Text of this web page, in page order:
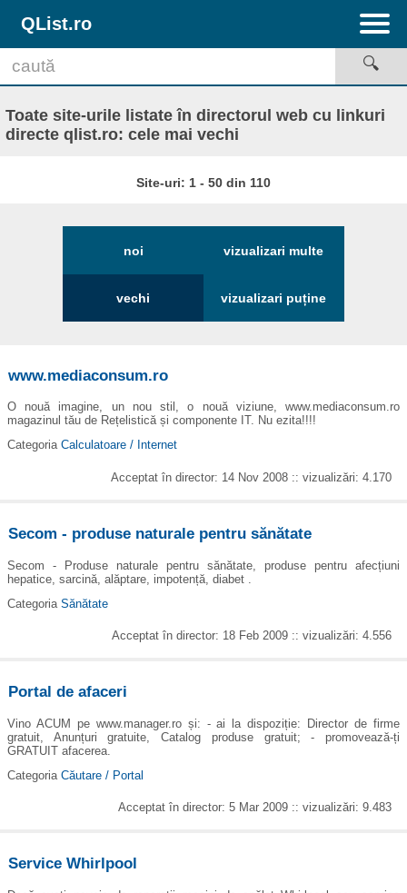
QList.ro
Toate site-urile listate în directorul web cu linkuri
directe qlist.ro: cele mai vechi
Site-uri: 1 - 50 din 110
noi
vechi
vizualizari multe
vizualizari puține
www.mediaconsum.ro
O nouă imagine, un nou stil, o nouă viziune, www.mediaconsum.ro
magazinul tău de Rețelistică și componente IT. Nu ezita!!!!
Categoria Calculatoare / Internet
Acceptat în director: 14 Nov 2008 :: vizualizări: 4.170
Secom - produse naturale pentru sănătate
Secom - Produse naturale pentru sănătate, produse pentru afecțiuni
hepatice, sarcină, alăptare, impotență, diabet .
Categoria Sănătate
Acceptat în director: 18 Feb 2009 :: vizualizări: 4.556
Portal de afaceri
Vino ACUM pe www.manager.ro și: - ai la dispoziție: Director de firme
gratuit, Anunțuri gratuite, Catalog produse gratuit; - promovează-ți
GRATUIT afacerea.
Categoria Căutare / Portal
Acceptat în director: 5 Mar 2009 :: vizualizări: 9.483
Service Whirlpool